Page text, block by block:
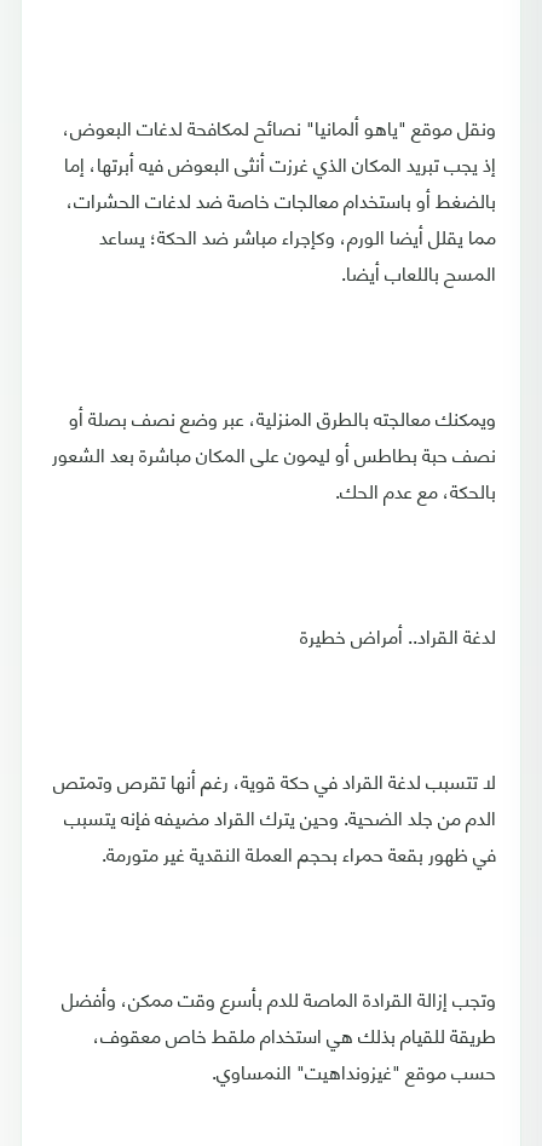
ونقل موقع "ياهو ألمانيا" نصائح لمكافحة لدغات البعوض،
إذ يجب تبريد المكان الذي غرزت أنثى البعوض فيه أبرتها، إما
بالضغط أو باستخدام معالجات خاصة ضد لدغات الحشرات،
مما يقلل أيضا الورم، وكإجراء مباشر ضد الحكة؛ يساعد
المسح باللعاب أيضا.
ويمكنك معالجته بالطرق المنزلية، عبر وضع نصف بصلة أو
نصف حبة بطاطس أو ليمون على المكان مباشرة بعد الشعور
بالحكة، مع عدم الحك.
لدغة القراد.. أمراض خطيرة
لا تتسبب لدغة القراد في حكة قوية، رغم أنها تقرص وتمتص
الدم من جلد الضحية. وحين يترك القراد مضيفه فإنه يتسبب
في ظهور بقعة حمراء بحجم العملة النقدية غير متورمة.
وتجب إزالة القرادة الماصة للدم بأسرع وقت ممكن، وأفضل
طريقة للقيام بذلك هي استخدام ملقط خاص معقوف،
حسب موقع "غيزونداهيت" النمساوي.